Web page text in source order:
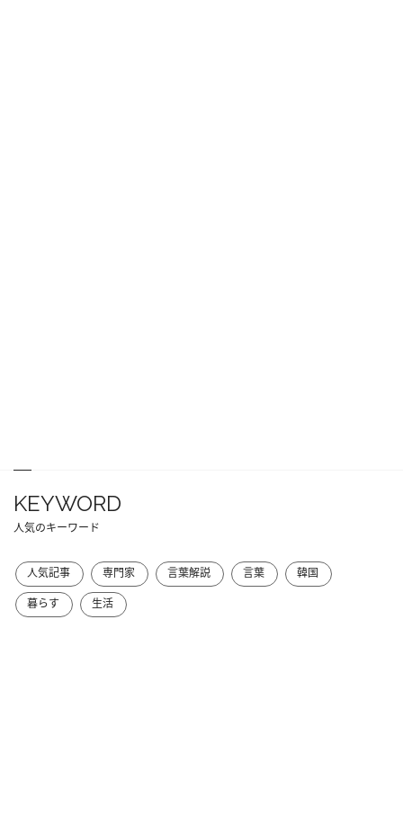
KEYWORD
人気のキーワード
人気記事 専門家 言葉解説 言葉
韓国
暮らす
生活